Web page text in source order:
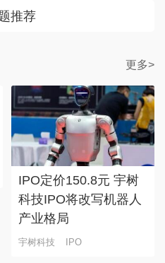
推荐
更多>
IPO定价150.8元 宇树
科技IPO将改写机器人
产业格局
宇树科技 IPO